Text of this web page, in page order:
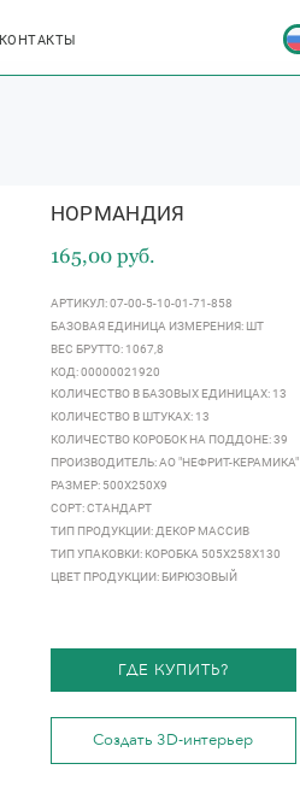
КОНТАКТЫ
НОРМАНДИЯ
165,00 руб.
АРТИКУЛ: 07-00-5-10-01-71-858
БАЗОВАЯ ЕДИНИЦА ИЗМЕРЕНИЯ: ШТ
ВЕС БРУТТО: 1067,8
КОД: 00000021920
КОЛИЧЕСТВО В БАЗОВЫХ ЕДИНИЦАХ: 13
КОЛИЧЕСТВО В ШТУКАХ: 13
КОЛИЧЕСТВО КОРОБОК НА ПОДДОНЕ: 39
ПРОИЗВОДИТЕЛЬ: АО "НЕФРИТ-КЕРАМИКА"
РАЗМЕР: 500Х250Х9
СОРТ: СТАНДАРТ
ТИП ПРОДУКЦИИ: ДЕКОР МАССИВ
ТИП УПАКОВКИ: КОРОБКА 505Х258Х130
ЦВЕТ ПРОДУКЦИИ: БИРЮЗОВЫЙ
ГДЕ КУПИТЬ?
Создать 3D-интерьер